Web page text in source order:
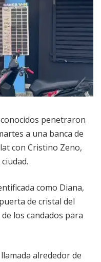
penetraron
a una banca de
con Cristino Zeno,
como Diana,
de cristal del
los candados para
alrededor de